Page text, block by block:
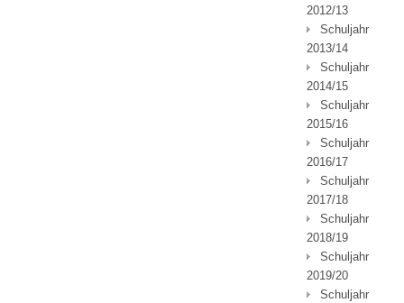
2012/13
Schuljahr
2013/14
Schuljahr
2014/15
Schuljahr
2015/16
Schuljahr
2016/17
Schuljahr
2017/18
Schuljahr
2018/19
Schuljahr
2019/20
Schuljahr